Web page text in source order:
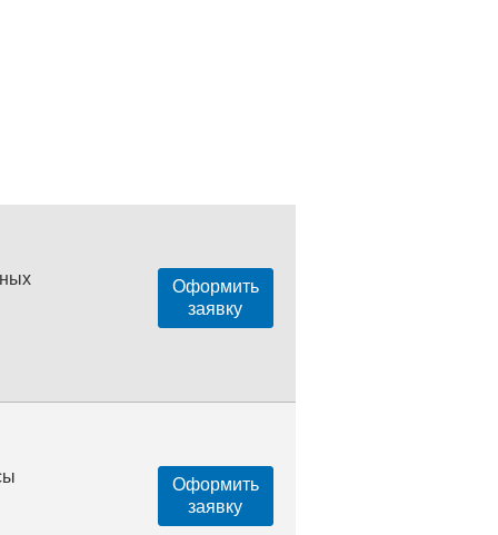
Оформить
заявку
Оформить
заявку